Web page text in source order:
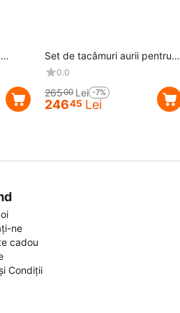
Set de tacâmuri aurii pentru 4
persoane
0.0
24645 Lei
26500 Lei -7%
ne
cadou
Condiții